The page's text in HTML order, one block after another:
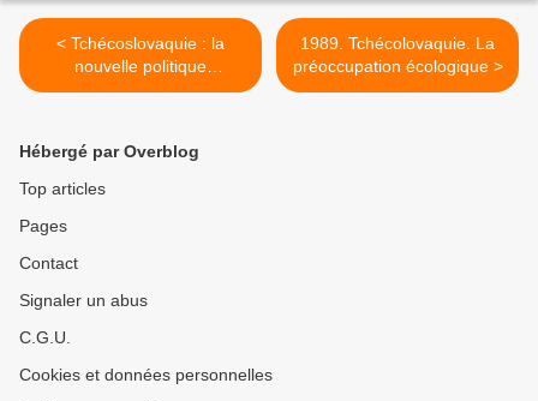
< Tchécoslovaquie : la
nouvelle politique
médiatique
1989. Tchécolovaquie. La
préoccupation écologique >
Hébergé par Overblog
Top articles
Pages
Contact
Signaler un abus
C.G.U.
Cookies et données personnelles